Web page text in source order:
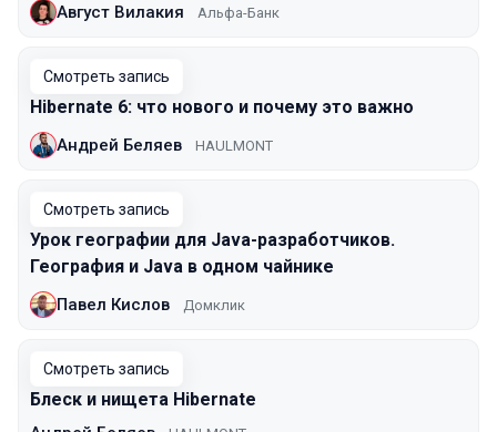
Август Вилакия Альфа-Банк
Смотреть запись
Hibernate 6: что нового и почему это важно
Андрей Беляев HAULMONT
Смотреть запись
Урок географии для Java-разработчиков.
География и Java в одном чайнике
Павел Кислов Домклик
Смотреть запись
Блеск и нищета Hibernate